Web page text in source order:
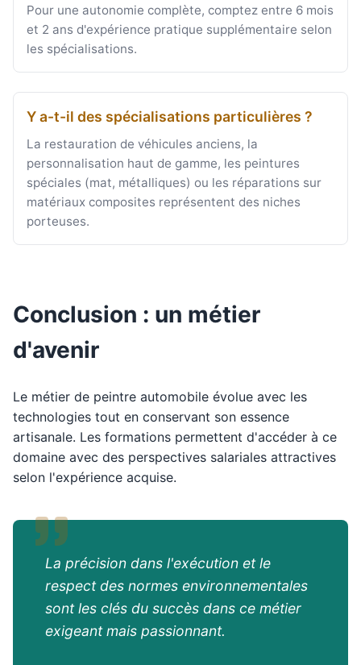
Pour une autonomie complète, comptez entre 6 mois
et 2 ans d'expérience pratique supplémentaire selon
les spécialisations.
Y a-t-il des spécialisations particulières ?
La restauration de véhicules anciens, la
personnalisation haut de gamme, les peintures
spéciales (mat, métalliques) ou les réparations sur
matériaux composites représentent des niches
porteuses.
Conclusion : un métier
d'avenir
Le métier de peintre automobile évolue avec les
technologies tout en conservant son essence
artisanale. Les formations permettent d'accéder à ce
domaine avec des perspectives salariales attractives
selon l'expérience acquise.
La précision dans l'exécution et le
respect des normes environnementales
sont les clés du succès dans ce métier
exigeant mais passionnant.